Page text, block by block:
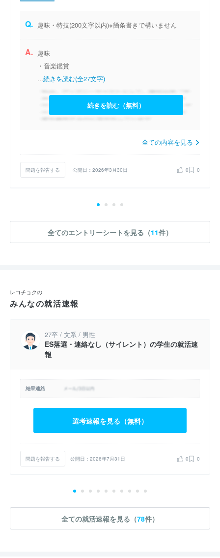
Q. 趣味・特技(200文字以内)※箇条書きで構いません
A. 趣味
・音楽鑑賞
...続きを読む(全27文字)
続きを読む（無料）
全ての内容を見る
問題を報告する 公開日：2026年3月30日 0 0
全てのエントリーシートを見る（11件）
レコチョクの
みんなの就活速報
27卒 / 文系 / 男性
ES落選・連絡なし（サイレント）の学生の就活速
報
結果連絡
選考速報を見る（無料）
問題を報告する 公開日：2026年7月31日 0 0
全ての就活速報を見る（78件）